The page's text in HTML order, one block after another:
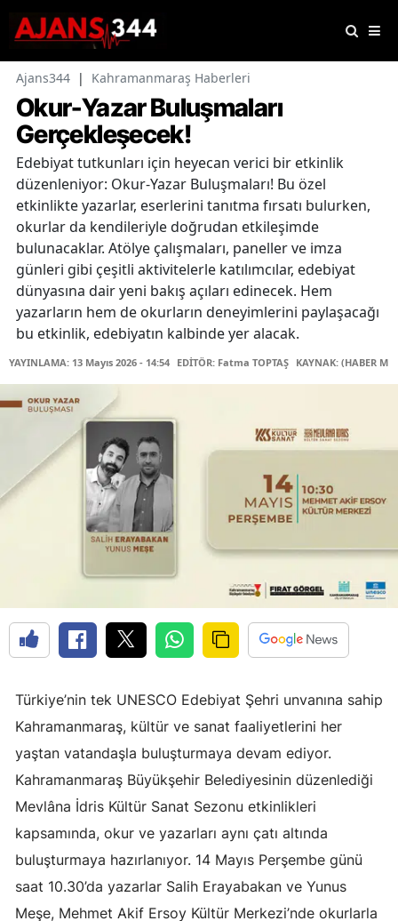
Ajans344 | Kahramanmaraş Haberleri
Okur-Yazar Buluşmaları
Gerçekleşecek!
Edebiyat tutkunları için heyecan verici bir etkinlik
düzenleniyor: Okur-Yazar Buluşmaları! Bu özel
etkinlikte yazarlar, eserlerini tanıtma fırsatı bulurken,
okurlar da kendileriyle doğrudan etkileşimde
bulunacaklar. Atölye çalışmaları, paneller ve imza
günleri gibi çeşitli aktivitelerle katılımcılar, edebiyat
dünyasına dair yeni bakış açıları edinecek. Hem
yazarların hem de okurların deneyimlerini paylaşacağı
bu etkinlik, edebiyatın kalbinde yer alacak.
YAYINLAMA: 13 Mayıs 2026 - 14:54 EDİTÖR: Fatma TOPTAŞ KAYNAK: (HABER
Türkiye’nin tek UNESCO Edebiyat Şehri unvanına sahip
Kahramanmaraş, kültür ve sanat faaliyetlerini her
yaştan vatandaşla buluşturmaya devam ediyor.
Kahramanmaraş Büyükşehir Belediyesinin düzenlediği
Mevlâna İdris Kültür Sanat Sezonu etkinlikleri
kapsamında, okur ve yazarları aynı çatı altında
buluşturmaya hazırlanıyor. 14 Mayıs Perşembe günü
saat 10.30’da yazarlar Salih Erayabakan ve Yunus
Meşe, Mehmet Akif Ersoy Kültür Merkezi’nde okurlarla